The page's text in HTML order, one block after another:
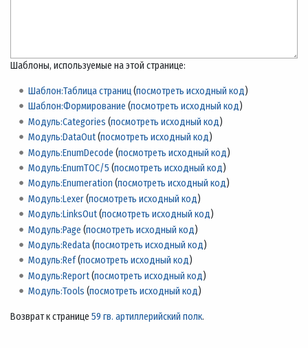
Шаблоны, используемые на этой странице:
Шаблон:Таблица страниц(посмотреть исходный код)
Шаблон:Формирование (посмотреть исходный код)
Модуль:Categories (посмотреть исходный код)
Модуль:DataOut(посмотреть исходный код)
Модуль:EnumDecode (посмотреть исходный код)
Модуль:EnumTOC/5 (посмотреть исходный код)
Модуль:Enumeration (посмотреть исходный код)
Модуль:Lexer(посмотреть исходный код)
Модуль:LinksOut(посмотреть исходный код)
Модуль:Page (посмотреть исходный код)
Модуль:Redata(посмотреть исходный код)
Модуль:Ref(посмотреть исходный код)
Модуль:Report(посмотреть исходный код)
Модуль:Tools (посмотреть исходный код)
Возврат к странице 59 гв. артиллерийский полк.